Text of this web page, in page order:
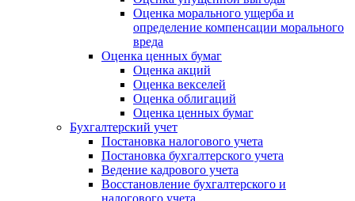
Оценка морального ущерба и
определение компенсации морального
вреда
Оценка ценных бумаг
Оценка акций
Оценка векселей
Оценка облигаций
Оценка ценных бумаг
Бухгалтерский учет
Постановка налогового учета
Постановка бухгалтерского учета
Ведение кадрового учета
Восстановление бухгалтерского и